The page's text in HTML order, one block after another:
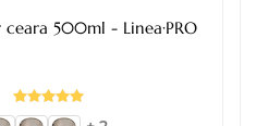
500ml - Linea·PRO